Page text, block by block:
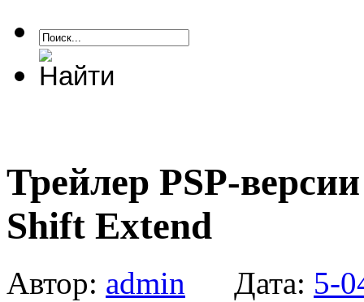
Трейлер PSP-
Shift Extend
Автор: admin Дата: 5-